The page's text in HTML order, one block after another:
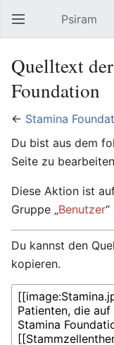
Hauptmenü öffnen Psiram
Quelltext
Foundation
← Stamina
Du bist aus dem
Seite zu
Diese Aktion ist
Gruppe „Benutzer
Du kannst den
kopieren.